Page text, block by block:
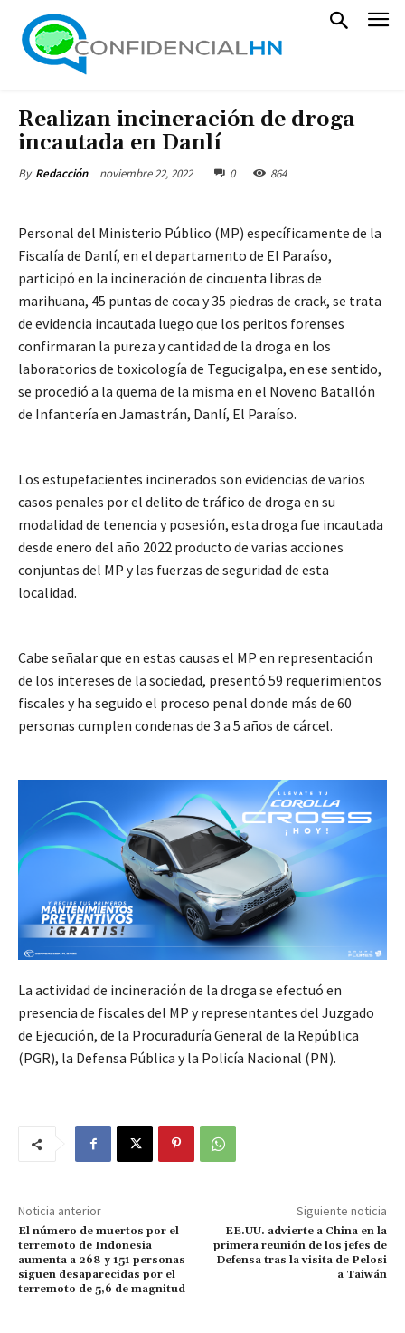
Realizan incineración de droga
incautada en Danlí
By Redacción noviembre 22, 2022 0 864
Personal del Ministerio Público (MP) específicamente de la
Fiscalía de Danlí, en el departamento de El Paraíso,
participó en la incineración de cincuenta libras de
marihuana, 45 puntas de coca y 35 piedras de crack, se trata
de evidencia incautada luego que los peritos forenses
confirmaran la pureza y cantidad de la droga en los
laboratorios de toxicología de Tegucigalpa, en ese sentido,
se procedió a la quema de la misma en el Noveno Batallón
de Infantería en Jamastrán, Danlí, El Paraíso.
Los estupefacientes incinerados son evidencias de varios
casos penales por el delito de tráfico de droga en su
modalidad de tenencia y posesión, esta droga fue incautada
desde enero del año 2022 producto de varias acciones
conjuntas del MP y las fuerzas de seguridad de esta
localidad.
Cabe señalar que en estas causas el MP en representación
de los intereses de la sociedad, presentó 59 requerimientos
fiscales y ha seguido el proceso penal donde más de 60
personas cumplen condenas de 3 a 5 años de cárcel.
La actividad de incineración de la droga se efectuó en
presencia de fiscales del MP y representantes del Juzgado
de Ejecución, de la Procuraduría General de la República
(PGR), la Defensa Pública y la Policía Nacional (PN).
Noticia anterior
El número de muertos por el
terremoto de Indonesia
aumenta a 268 y 151 personas
siguen desaparecidas por el
terremoto de 5,6 de magnitud
Siguiente noticia
EE.UU. advierte a China en la
primera reunión de los jefes de
Defensa tras la visita de Pelosi
a Taiwán